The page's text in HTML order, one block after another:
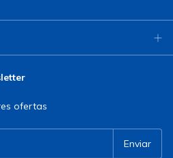
ofertas